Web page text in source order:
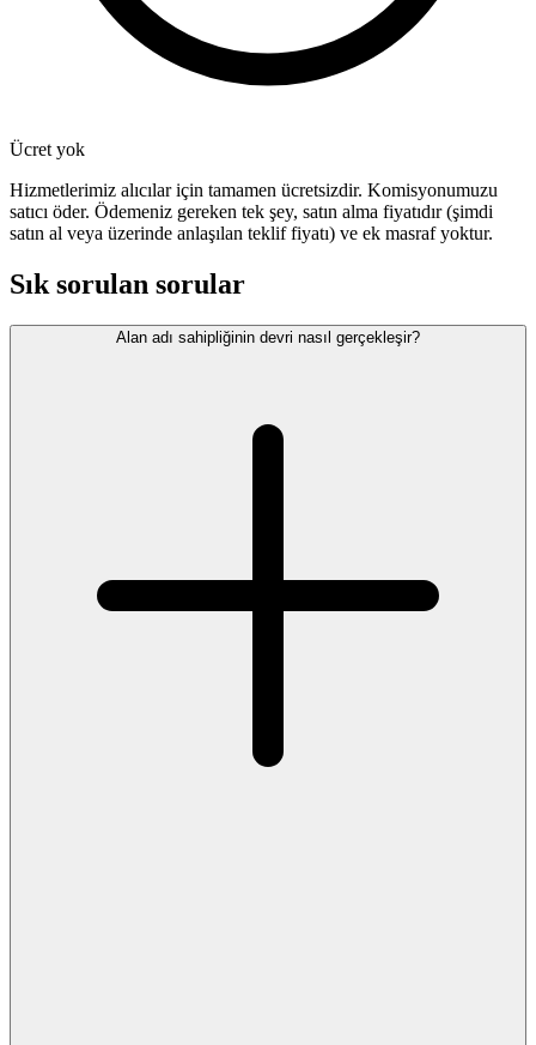
Ücret yok
Hizmetlerimiz alıcılar için tamamen ücretsizdir. Komisyonumuzu
satıcı öder. Ödemeniz gereken tek şey, satın alma fiyatıdır (şimdi
satın al veya üzerinde anlaşılan teklif fiyatı) ve ek masraf yoktur.
Sık sorulan sorular
Alan adı sahipliğinin devri nasıl gerçekleşir?